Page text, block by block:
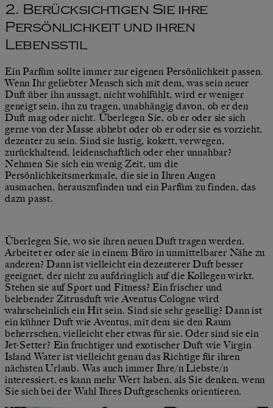
2. Berücksichtigen Sie ihre
Persönlichkeit und ihren
Lebensstil
Ein Parfüm sollte immer zur eigenen Persönlichkeit passen.
Wenn Ihr geliebter Mensch sich mit dem, was sein neuer
Duft über ihn aussagt, nicht wohlfühlt, wird er weniger
geneigt sein, ihn zu tragen, unabhängig davon, ob er den
Duft mag oder nicht. Überlegen Sie, ob er oder sie sich
gerne von der Masse abhebt oder ob er oder sie es vorzieht,
dezenter zu sein. Sind sie lustig, kokett, verwegen,
zurückhaltend, leidenschaftlich oder eher unnahbar?
Nehmen Sie sich ein wenig Zeit, um die
Persönlichkeitsmerkmale, die sie in Ihren Augen
ausmachen, herauszufinden und ein Parfüm zu finden, das
dazu passt.
Überlegen Sie, wo sie ihren neuen Duft tragen werden.
Arbeitet er oder sie in einem Büro in unmittelbarer Nähe zu
anderen? Dann ist vielleicht ein dezenterer Duft besser
geeignet, der nicht zu aufdringlich auf die Kollegen wirkt.
Stehen sie auf Sport und Fitness? Ein frischer und
belebender Zitrusduft wie Aventus Cologne wird
wahrscheinlich ein Hit sein. Sind sie sehr gesellig? Dann ist
ein kühner Duft wie Aventus, mit dem sie den Raum
beherrschen, vielleicht eher etwas für sie. Oder sind sie ein
Jet-Setter? Ein fruchtiger und exotischer Duft wie Virgin
Island Water ist vielleicht genau das Richtige für ihren
nächsten Urlaub. Was auch immer Ihre/n Liebste/n
interessiert, es kann mehr Wert haben, als Sie denken, wenn
Sie sich bei der Wahl Ihres Duftgeschenks orientieren.